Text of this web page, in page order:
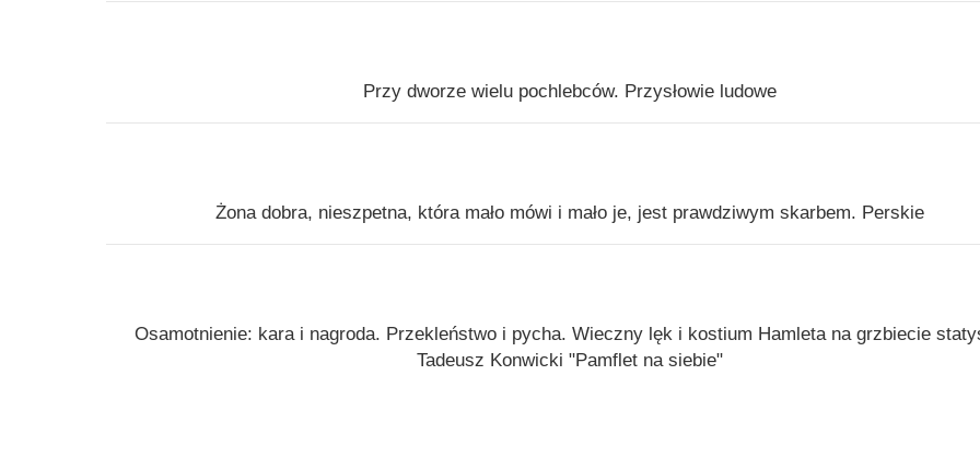
Przy dworze wielu pochlebców. Przysłowie ludowe
Żona dobra, nieszpetna, która mało mówi i mało je, jest prawdziwym skarbem. Perskie
Osamotnienie: kara i nagroda. Przekleństwo i pycha. Wieczny lęk i kostium Hamleta na grzbiecie
Tadeusz Konwicki "Pamflet na siebie"